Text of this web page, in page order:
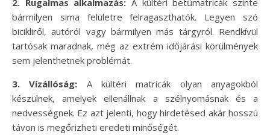
2. Rugalmas alkalmazás: A kültéri betűmatricák szinte
bármilyen sima felületre felragaszthatók. Legyen szó
bicikliről, autóról vagy bármilyen más tárgyról. Rendkívül
tartósak maradnak, még az extrém időjárási körülmények
sem jelenthetnek problémát.
3. Vízállóság: A kültéri matricák olyan anyagokból
készülnek, amelyek ellenállnak a szélnyomásnak és a
nedvességnek. Ez azt jelenti, hogy hirdetésed akár hosszú
távon is megőrizheti eredeti minőségét.